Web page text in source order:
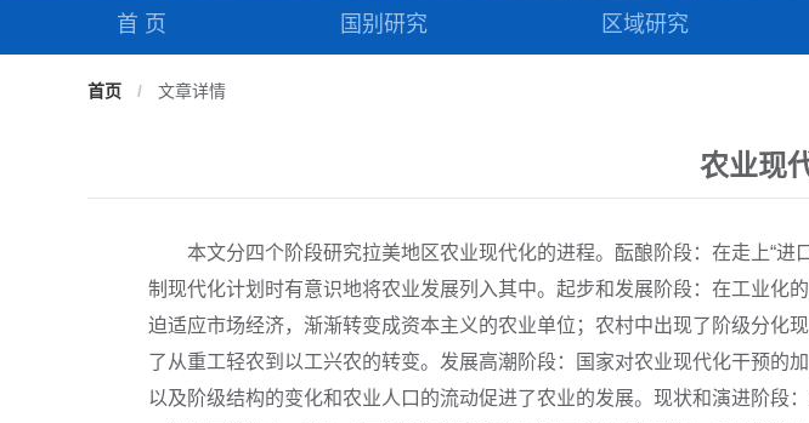
首 页 国别研究 区域研究
首页 / 文章详情
农业现
本文分四个阶段研究拉美地区农业现代化的进程。酝酿阶段：在走上“进
制现代化计划时有意识地将农业发展列入其中。起步和发展阶段：在工业化
迫适应市场经济，渐渐转变成资本主义的农业单位；农村中出现了阶级分化
了从重工轻农到以工兴农的转变。发展高潮阶段：国家对农业现代化干预
以及阶级结构的变化和农业人口的流动促进了农业的发展。现状和演进阶段